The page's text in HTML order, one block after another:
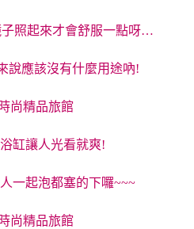
照起來才會舒服一點呀…
說應該沒有什麼用途吶!
缸讓人光看就爽!
一起泡都塞的下囉~~~